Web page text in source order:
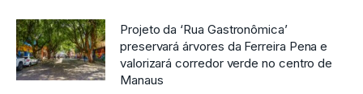
Projeto da ‘Rua Gastronômica’
preservará árvores da Ferreira Pena e
valorizará corredor verde no centro de
Manaus